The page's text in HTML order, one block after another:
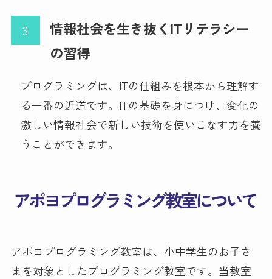
情報社会を生き抜くITリテラシー
の習得
プログラミングは、ITの仕組みを根本から理解す
る一番の近道です。ITの基礎を身につけ、変化の
激しい情報社会で新しい技術を使いこなす力を養
うことができます。
アポヨプログラミング教室は、小中学生のお子さ
まを対象としたプログラミング教室です。当教室